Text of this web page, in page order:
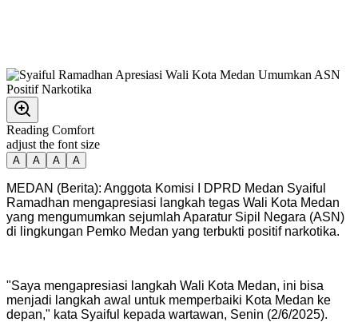
Reading Comfort
adjust the font size
A A A A
MEDAN (Berita): Anggota Komisi I DPRD Medan Syaiful
Ramadhan mengapresiasi langkah tegas Wali Kota Medan
yang mengumumkan sejumlah Aparatur Sipil Negara (ASN)
di lingkungan Pemko Medan yang terbukti positif narkotika.
‎"Saya mengapresiasi langkah Wali Kota Medan, ini bisa
menjadi langkah awal untuk memperbaiki Kota Medan ke
depan," kata Syaiful kepada wartawan, Senin (2/6/2025).